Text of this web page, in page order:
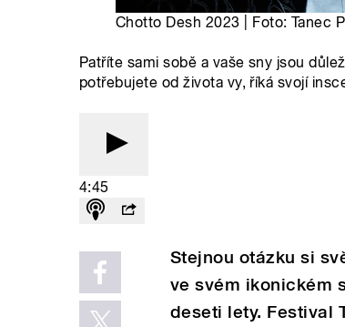
Chotto Desh 2023 | Foto: Tanec
Patříte sami sobě a vaše sny jsou
potřebujete od života vy, říká svojí
4:45
Stejnou otázku si
ve svém ikonickém
deseti lety. Festival